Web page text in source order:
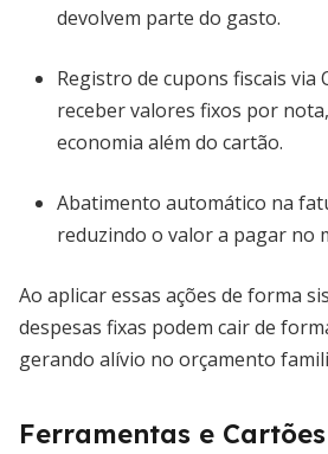
devolvem parte do gasto.
Registro de cupons fiscais via
receber valores fixos por
economia além do cartão.
Abatimento automático na
reduzindo o valor a pagar no
Ao aplicar essas ações de forma
despesas fixas podem cair de
gerando alívio no orçamento
Ferramentas e